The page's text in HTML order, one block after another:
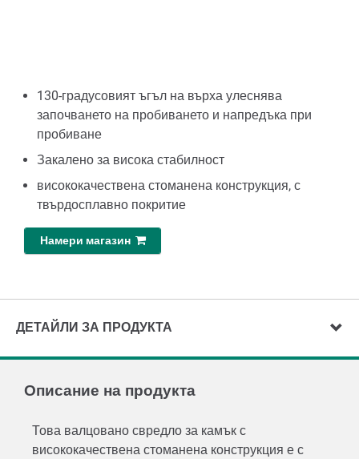
130-градусовият ъгъл на върха улеснява
започването на пробиването и напредъка при
пробиване
Закалено за висока стабилност
висококачествена стоманена конструкция, с
твърдосплавно покритие
Намери магазин
ДЕТАЙЛИ ЗА ПРОДУКТА
Описание на продукта
Това валцовано свредло за камък с
висококачествена стоманена конструкция е с